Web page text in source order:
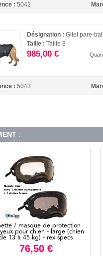
: 5042
Désignation :Gilet pare-
Taille :Taille 3
985,00 €
: 5043
:
/ masque de protection
pour chien - large (chien
13 à 45 kg) - rex specs
76,50 €